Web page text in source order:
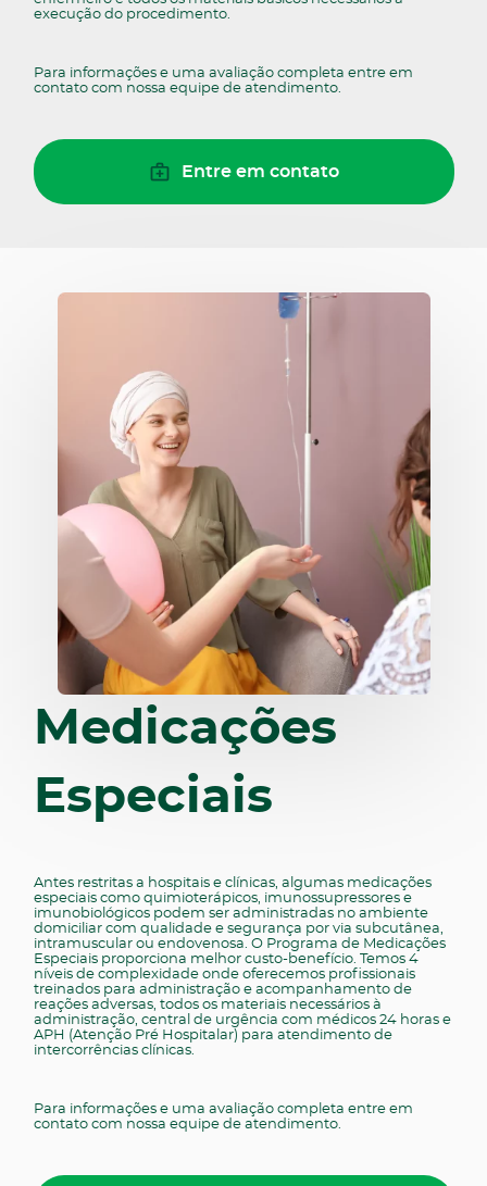
execução do procedimento.
Para informações e uma avaliação completa entre em
contato com nossa equipe de atendimento.
Entre em contato
Medicações
Especiais
Antes restritas a hospitais e clínicas, algumas medicações
especiais como quimioterápicos, imunossupressores e
imunobiológicos podem ser administradas no ambiente
domiciliar com qualidade e segurança por via subcutânea,
intramuscular ou endovenosa. O Programa de Medicações
Especiais proporciona melhor custo-benefício. Temos 4
níveis de complexidade onde oferecemos profissionais
treinados para administração e acompanhamento de
reações adversas, todos os materiais necessários à
administração, central de urgência com médicos 24 horas e
APH (Atenção Pré Hospitalar) para atendimento de
intercorrências clínicas.
Para informações e uma avaliação completa entre em
contato com nossa equipe de atendimento.